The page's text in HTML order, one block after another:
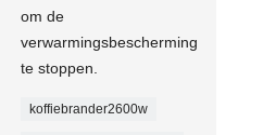
om de
verwarmingsbescherming
te stoppen.
koffiebrander2600w